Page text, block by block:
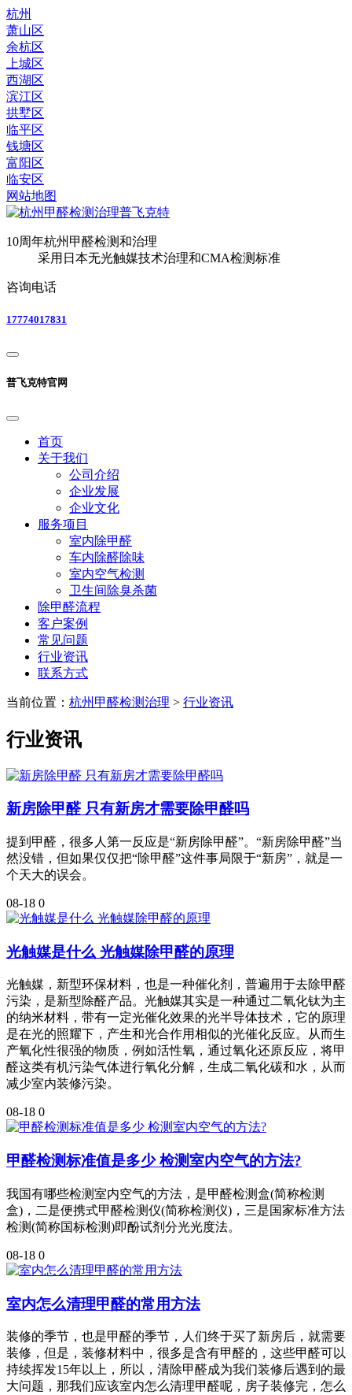
杭州
萧山区
余杭区
上城区
西湖区
滨江区
拱墅区
临平区
钱塘区
富阳区
临安区
网站地图
10周年杭州甲醛检测和治理
采用日本无光触媒技术治理和CMA检测标准
咨询电话
17774017831
普飞克特官网
首页
关于我们
公司介绍
企业发展
企业文化
服务项目
室内除甲醛
车内除醛除味
室内空气检测
卫生间除臭杀菌
除甲醛流程
客户案例
常见问题
行业资讯
联系方式
当前位置： 杭州甲醛检测治理 > 行业资讯
行业资讯
新房除甲醛 只有新房才需要除甲醛吗
提到甲醛，很多人第一反应是“新房除甲醛”。“新房除甲醛”当
然没错，但如果仅仅把“除甲醛”这件事局限于“新房”，就是一
个天大的误会。
08-18 0
光触媒是什么 光触媒除甲醛的原理
光触媒，新型环保材料，也是一种催化剂，普遍用于去除甲醛
污染，是新型除醛产品。光触媒其实是一种通过二氧化钛为主
的纳米材料，带有一定光催化效果的光半导体技术，它的原理
是在光的照耀下，产生和光合作用相似的光催化反应。从而生
产氧化性很强的物质，例如活性氧，通过氧化还原反应，将甲
醛这类有机污染气体进行氧化分解，生成二氧化碳和水，从而
减少室内装修污染。
08-18 0
甲醛检测标准值是多少 检测室内空气的方法?
我国有哪些检测室内空气的方法，是甲醛检测盒(简称检测
盒)，二是便携式甲醛检测仪(简称检测仪)，三是国家标准方法
检测(简称国标检测)即酚试剂分光光度法。
08-18 0
室内怎么清理甲醛的常用方法
装修的季节，也是甲醛的季节，人们终于买了新房后，就需要
装修，但是，装修材料中，很多是含有甲醛的，这些甲醛可以
持续挥发15年以上，所以，清除甲醛成为我们装修后遇到的最
大问题，那我们应该室内怎么清理甲醛呢，房子装修完，怎么